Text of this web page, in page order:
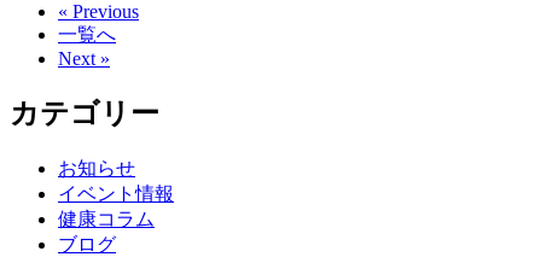
« Previous
一覧へ
Next »
カテゴリー
お知らせ
イベント情報
健康コラム
ブログ